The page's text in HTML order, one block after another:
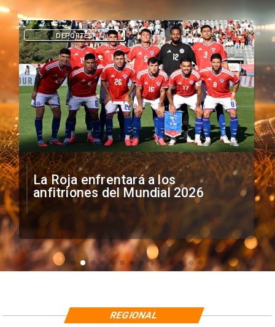
La Roja enfrentará a los
anfitriones del Mundial 2026
DEPORTES
REGIONAL